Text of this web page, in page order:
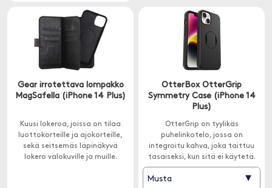
Gear irrotettava lompakko
MagSafella (iPhone 14 Plus)
Kuusi lokeroa, joissa on tilaa
luottokorteille ja ajokorteille,
sekä seitsemäs läpinäkyvä
lokero valokuville ja muille.
OtterBox OtterGrip
Symmetry Case (iPhone 14
Plus)
OtterGrip on tyylikäs
puhelinkotelo, jossa on
integroitu kahva, joka taittuu
tasaiseksi, kun sitä ei käytetä.
OtterGrip on suunniteltu
MagSafen kanssa.
Musta ▾